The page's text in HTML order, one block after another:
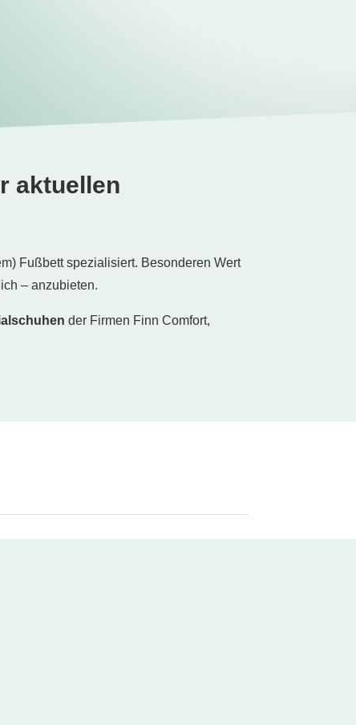
aktuellen
Fußbett spezialisiert. Besonderen Wert
– anzubieten.
der Firmen Finn Comfort,